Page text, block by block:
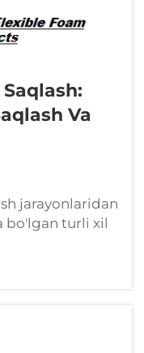
Va
jarayonlaridan
bo'lgan turli xil
Ushbu
saqlash
va